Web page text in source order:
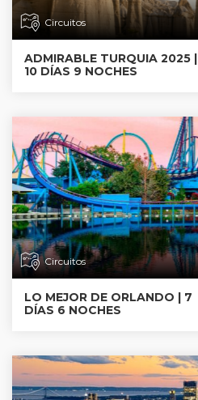
Circuitos
ADMIRABLE TURQUIA 2025 |
10 DÍAS 9 NOCHES
Circuitos
LO MEJOR DE ORLANDO | 7
DÍAS 6 NOCHES